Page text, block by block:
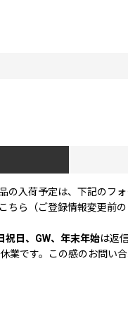
の入荷予定は、下記のフ
ちら（ご登録情報変更前
祝日、GW、年末年始は返
です。この感のお問い